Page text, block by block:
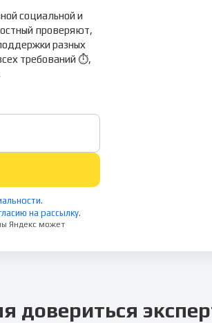
социальной и
проверяют,
разных
требований ⏱️,
.
на рассылку.
Яндекс может
довериться